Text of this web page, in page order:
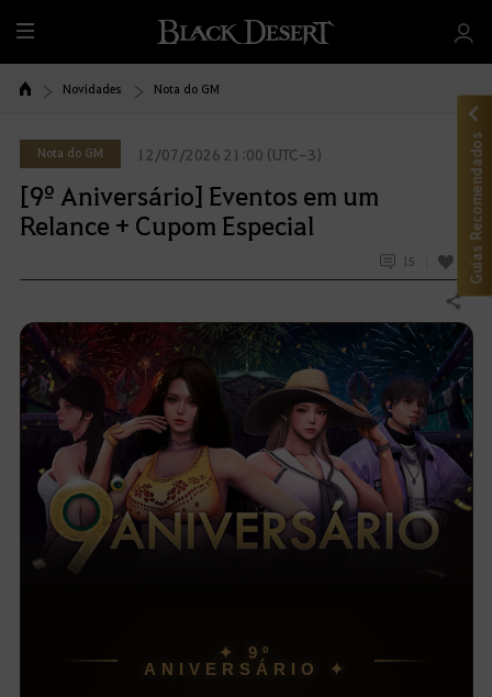
T
u
d
Novidades Nota do GM
Nota do GM 12/07/2026 21:00 (UTC-3)
[9º Aniversário] Eventos em um
Relance + Cupom Especial
15 12
Compartilhar
✦ 9º
ANIVERSÁRIO ✦
Guias Recomendados